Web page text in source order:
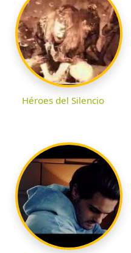
Héroes del Silencio